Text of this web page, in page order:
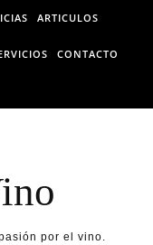
ARTICULOS
CONTACTO
por el vino.